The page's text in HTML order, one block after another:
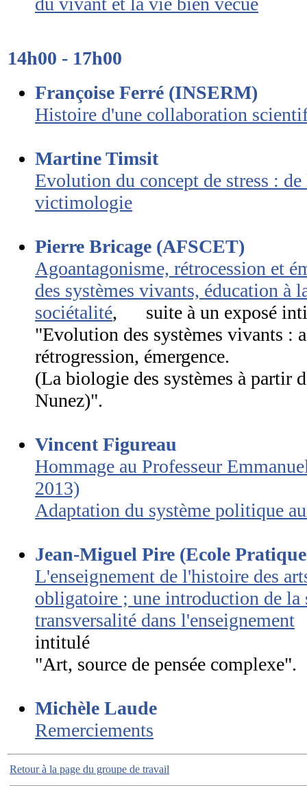
14h00 - 17h00
Françoise Ferré (INSERM)
Histoire d'une collaboration
Martine Timsit
Evolution du concept de stress :
victimologie
Pierre Bricage (AFSCET)
Agoantagonisme, rétrocession et
des systèmes vivants, éducation à
sociétalité, suite à un exposé
"Evolution des systèmes vivants :
rétrogression, émergence.
(La biologie des systèmes à partir
Nunez)".
Vincent Figureau
Hommage au Professeur
2013)
Adaptation du système politique
Jean-Miguel Pire (Ecole
L'enseignement de l'histoire des
obligatoire ; une introduction de la
transversalité dans l'enseignement
intitulé
"Art, source de pensée complexe".
Michèle Laude
Remerciements
Retour à la page du groupe de travail